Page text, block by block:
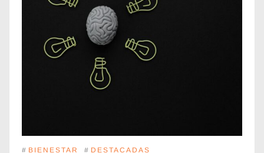
# BIENESTAR # DESTACADAS